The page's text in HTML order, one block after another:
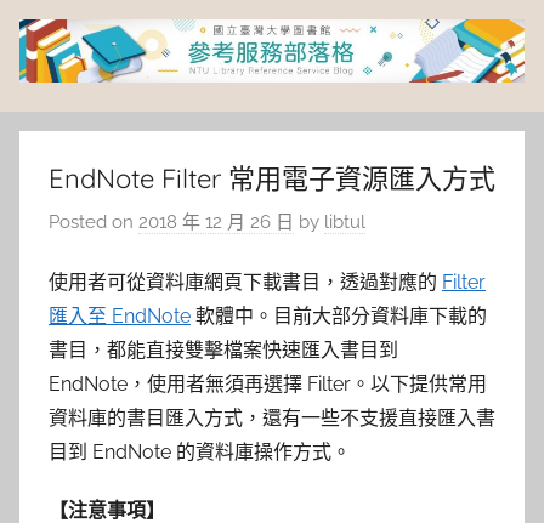
Skip
content
臺
灣
大
學
圖
書
館
EndNote Filter 常用電子資源匯入方式
Posted on 2018 年 12 月 26 日 by libtul
使用者可從資料庫網頁下載書目，透過對應的 Filter
匯入至 EndNote 軟體中。目前大部分資料庫下載的
書目，都能直接雙擊檔案快速匯入書目到
EndNote，使用者無須再選擇 Filter。以下提供常用
資料庫的書目匯入方式，還有一些不支援直接匯入書
目到 EndNote 的資料庫操作方式。
【注意事項】